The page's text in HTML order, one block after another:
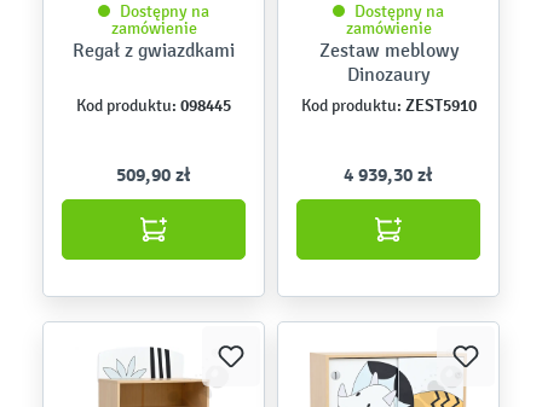
Dostępny na
zamówienie
Regał z gwiazdkami
Kod produktu: 098445
509,90 zł
Dostępny na
zamówienie
Zestaw meblowy
Dinozaury
Kod produktu: ZEST5910
4 939,30 zł